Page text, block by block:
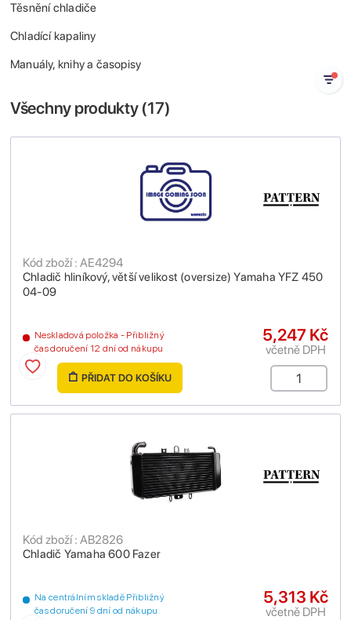
Těsnění chladiče
Chladící kapaliny
Manuály, knihy a časopisy
Všechny produkty (17)
Chladič hliníkový, větší velikost (oversize) Yamaha YFZ 450
04-09
Kód zboží : AE4294
Neskladová položka - Přibližný
čas doručení 12 dní od nákupu
5,247 Kč
včetně DPH
PŘIDAT DO KOŠÍKU
Chladič Yamaha 600 Fazer
Kód zboží : AB2826
Na centrálním skladě Přibližný
čas doručení 9 dní od nákupu
5,313 Kč
včetně DPH